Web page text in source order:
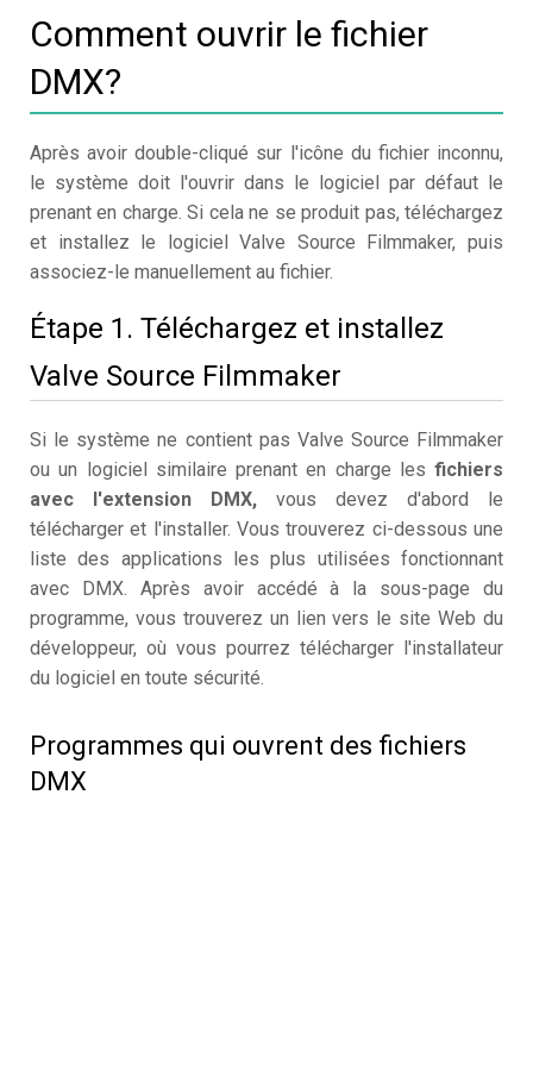
Comment ouvrir le fichier
DMX?
Après avoir double-cliqué sur l'icône du fichier inconnu,
le système doit l'ouvrir dans le logiciel par défaut le
prenant en charge. Si cela ne se produit pas, téléchargez
et installez le logiciel Valve Source Filmmaker, puis
associez-le manuellement au fichier.
Étape 1. Téléchargez et installez
Valve Source Filmmaker
Si le système ne contient pas Valve Source Filmmaker
ou un logiciel similaire prenant en charge les fichiers
avec l'extension DMX, vous devez d'abord le
télécharger et l'installer. Vous trouverez ci-dessous une
liste des applications les plus utilisées fonctionnant
avec DMX. Après avoir accédé à la sous-page du
programme, vous trouverez un lien vers le site Web du
développeur, où vous pourrez télécharger l'installateur
du logiciel en toute sécurité.
Programmes qui ouvrent des fichiers
DMX